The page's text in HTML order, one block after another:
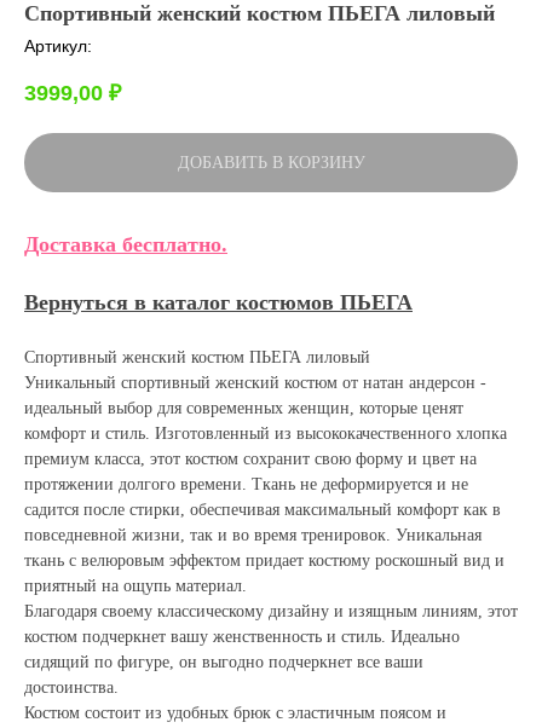
Спортивный женский костюм ПЬЕГА лиловый
Артикул:
3999,00 ₽
ДОБАВИТЬ В КОРЗИНУ
Доставка бесплатно.
Вернуться в каталог костюмов ПЬЕГА
Спортивный женский костюм ПЬЕГА лиловый
Уникальный спортивный женский костюм от натан андерсон -
идеальный выбор для современных женщин, которые ценят
комфорт и стиль. Изготовленный из высококачественного хлопка
премиум класса, этот костюм сохранит свою форму и цвет на
протяжении долгого времени. Ткань не деформируется и не
садится после стирки, обеспечивая максимальный комфорт как в
повседневной жизни, так и во время тренировок. Уникальная
ткань с велюровым эффектом придает костюму роскошный вид и
приятный на ощупь материал.
Благодаря своему классическому дизайну и изящным линиям, этот
костюм подчеркнет вашу женственность и стиль. Идеально
сидящий по фигуре, он выгодно подчеркнет все ваши
достоинства.
Костюм состоит из удобных брюк с эластичным поясом и